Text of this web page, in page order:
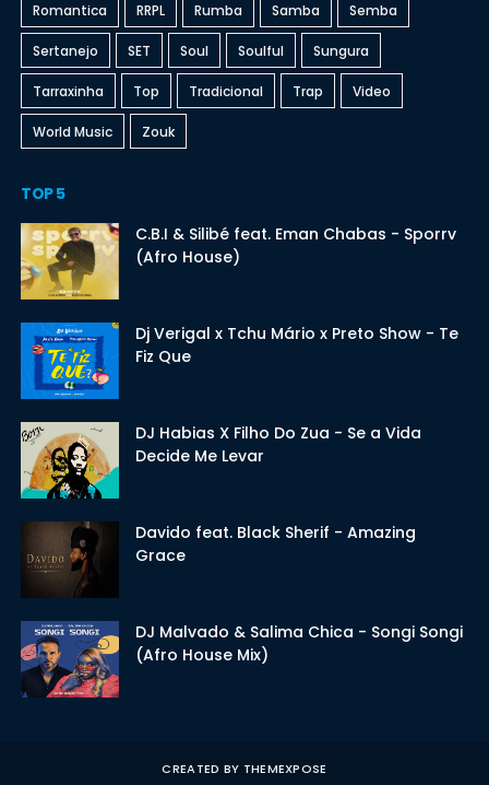
Romantica RRPL Rumba Samba Semba
Sertanejo SET Soul Soulful Sungura
Tarraxinha Top Tradicional Trap Video
World Music Zouk
TOP 5
C.B.I & Silibé feat. Eman Chabas - Sporrv
(Afro House)
Dj Verigal x Tchu Mário x Preto Show - Te
Fiz Que
DJ Habias X Filho Do Zua - Se a Vida
Decide Me Levar
Davido feat. Black Sherif - Amazing
Grace
DJ Malvado & Salima Chica - Songi Songi
(Afro House Mix)
CREATED BY THEMEXPOSE